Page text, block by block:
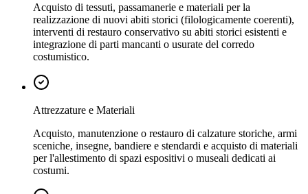
Acquisto di tessuti, passamanerie e materiali per la
realizzazione di nuovi abiti storici (filologicamente coerenti),
interventi di restauro conservativo su abiti storici esistenti e
integrazione di parti mancanti o usurate del corredo
costumistico.
Attrezzature e Materiali
Acquisto, manutenzione o restauro di calzature storiche, armi
sceniche, insegne, bandiere e stendardi e acquisto di materiali
per l'allestimento di spazi espositivi o museali dedicati ai
costumi.